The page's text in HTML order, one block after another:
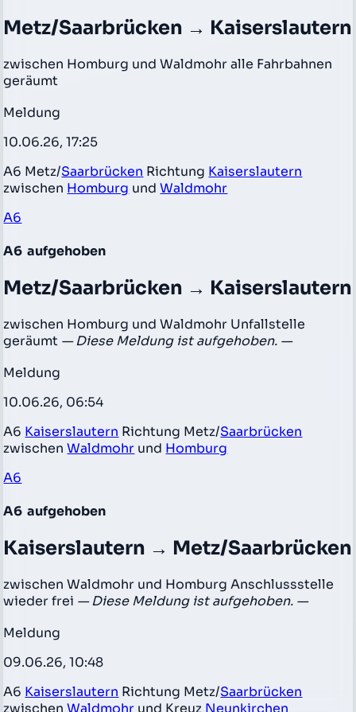
Metz/Saarbrücken → Kaiserslautern
zwischen Homburg und Waldmohr alle Fahrbahnen
geräumt
Meldung
10.06.26, 17:25
A6 Metz/Saarbrücken Richtung Kaiserslautern
zwischen Homburg undWaldmohr
A6
A6 aufgehoben
Metz/Saarbrücken → Kaiserslautern
zwischen Homburg und Waldmohr Unfallstelle
geräumt — Diese Meldung ist aufgehoben. —
Meldung
10.06.26, 06:54
A6 Kaiserslautern Richtung Metz/Saarbrücken
zwischenWaldmohr und Homburg
A6
A6 aufgehoben
Kaiserslautern → Metz/Saarbrücken
zwischen Waldmohr und Homburg Anschlussstelle
wieder frei — Diese Meldung ist aufgehoben. —
Meldung
09.06.26, 10:48
A6 Kaiserslautern Richtung Metz/Saarbrücken
zwischenWaldmohr und Kreuz Neunkirchen